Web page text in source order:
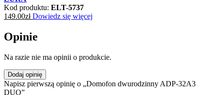
Kod produktu: ELT-5737
149.00zł Dowiedz się więcej
Opinie
Na razie nie ma opinii o produkcie.
Dodaj opinię
Napisz pierwszą opinię o „Domofon dwurodzinny ADP-32A3
DUO”